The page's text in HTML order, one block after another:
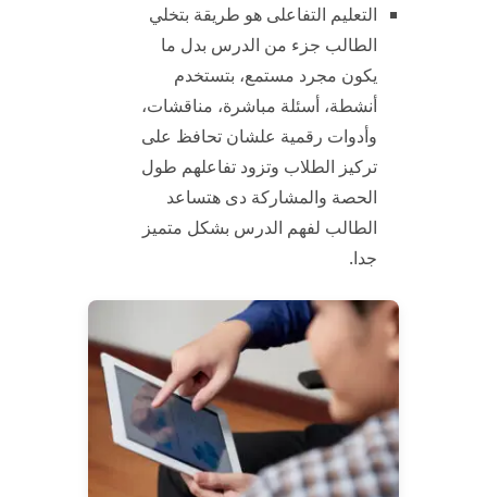
التعليم التفاعلى هو طريقة بتخلي
الطالب جزء من الدرس بدل ما
يكون مجرد مستمع، بتستخدم
أنشطة، أسئلة مباشرة، مناقشات،
وأدوات رقمية علشان تحافظ على
تركيز الطلاب وتزود تفاعلهم طول
الحصة والمشاركة دى هتساعد
الطالب لفهم الدرس بشكل متميز
جدا.